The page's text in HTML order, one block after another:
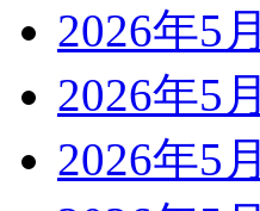
2026年5
2026年5
2026年5